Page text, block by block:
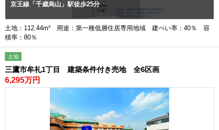
京王線「千歳烏山」駅徒歩25分
土地：112.44m² 用途：第一種低層住居専用地域 建ぺい率：40％ 容
積率：80％
土地
三鷹市牟礼1丁目 建築条件付き売地 全6区画
6,295万円